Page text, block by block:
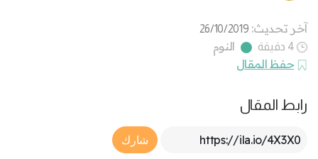
آخر تحديث: 26/10/2019
4 دقيقة
النوم
حفظ المقال
رابط المقال
Article Link
شارك